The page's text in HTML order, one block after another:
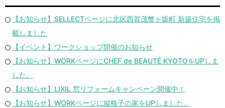
【お知らせ】SELLECTページに北区西賀茂蟹ヶ坂町 新築住宅を掲
載しました
【イベント】ワークショップ開催のお知らせ
【お知らせ】WORKページにCHEF de BEAUTÉ KYOTOをUPしま
した。
【お知らせ】LIXIL 窓リフォームキャンペーン開催中！
【お知らせ】WORKページに縦格子の家をUPしました。